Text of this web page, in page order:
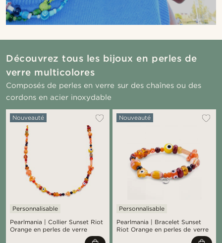
Découvrez tous les bijoux en perles de
verre multicolores
Composés de perles en verre sur des chaînes ou des
cordons en acier inoxydable
Pearlmania | Collier Sunset Riot
Orange en perles de verre
Nouveauté
Personnalisable
Pearlmania | Bracelet Sunset
Riot Orange en perles de verre
Nouveauté
Personnalisable